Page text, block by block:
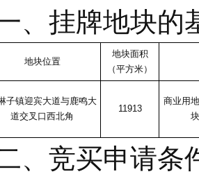
挂牌地块的
地块位置
地块面积
（平方米）
子镇迎宾大道与鹿鸣大
道交叉口西北角
11913
商业用
竞买申请条